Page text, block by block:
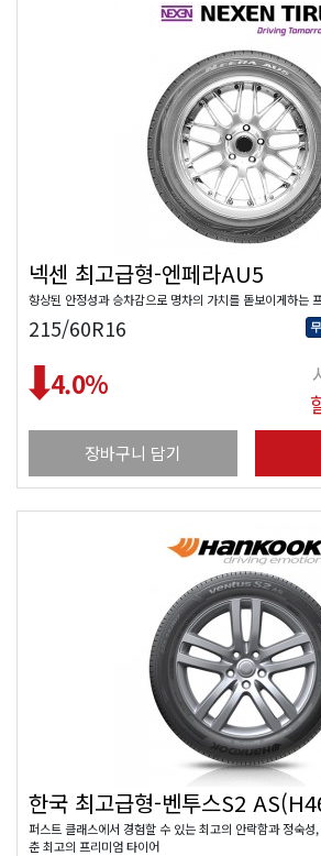
넥센 최고급형-엔페라AU5
향상된 안정성과 승차감으로 명차의 가치를 돋보이게하는
215/60R16
4.0%
장바구니 담기
한국 최고급형-벤투스S2
퍼스트 클래스에서 경험할 수 있는 최고의 안락함과 정숙
춘 최고의 프리미엄 타이어